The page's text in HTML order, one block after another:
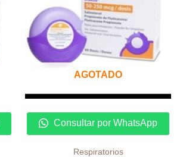
AGOTADO
Consultar por WhatsApp
Respiratorios